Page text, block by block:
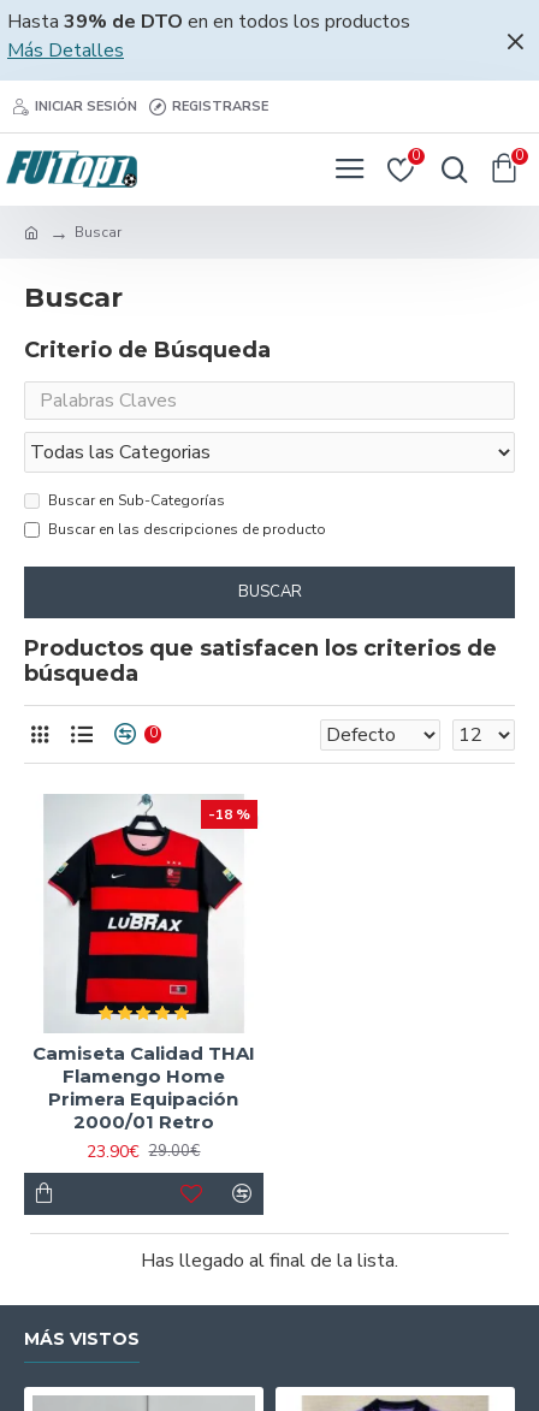
Hasta 39% de DTO en en todos los productos
Más Detalles
INICIAR SESIÓN REGISTRARSE
0 0
Buscar
Buscar
Criterio de Búsqueda
Buscar en Sub-Categorías
Buscar en las descripciones de producto
BUSCAR
Productos que satisfacen los criterios de
búsqueda
0
-18 %
Camiseta Calidad THAI
Flamengo Home
Primera Equipación
2000/01 Retro
23.90€ 29.00€
Has llegado al final de la lista.
MÁS VISTOS